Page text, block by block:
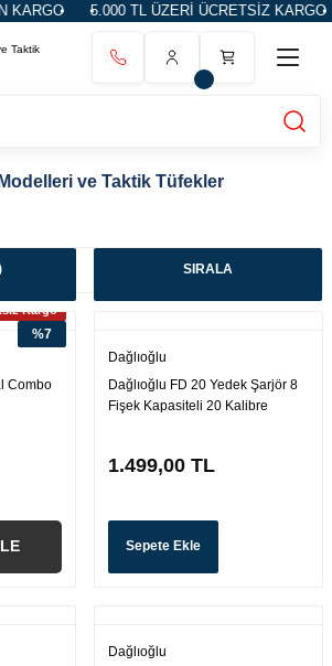
5.000 TL ÜZERİ ÜCRETSİZ KARGO 14
ve Taktik Tüfekler
SIRALA
Kargo
Combo
%7
Dağlıoğlu
Dağlıoğlu FD 20 Yedek Şarjör 8
Fişek Kapasiteli 20 Kalibre
1.499,00 TL
Sepete Ekle
Dağlıoğlu